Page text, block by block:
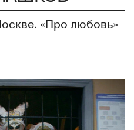
«Про любовь»